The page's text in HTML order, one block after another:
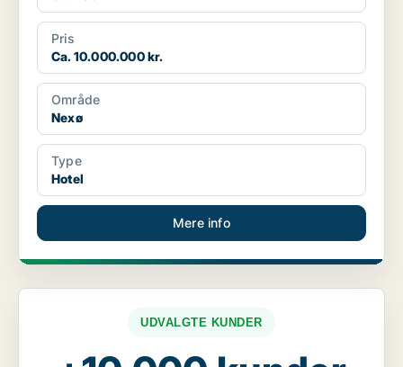
Pris
Ca. 10.000.000 kr.
Område
Nexø
Type
Hotel
Mere info
UDVALGTE KUNDER